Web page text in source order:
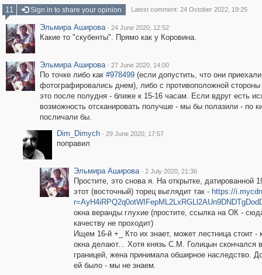
11
Sign in to share your opinion Latest comment: 24 October 2022, 19:25
Эльмира Аширова · 24 June 2020, 12:52
Какие то "скубенты". Прямо как у Коровина.
Эльмира Аширова · 27 June 2020, 14:00
По точке либо как #978499(если допустить, что они
фотографировались днем), либо с противоположной стороны
это после полудня - ближе к 15-16 часам. Если вдруг есть
возможность отсканировать получше - мы бы полазили - по
посличали бы.
Dim_Dimych · 29 June 2020, 17:57
поправил
Эльмира Аширова · 2 July 2020, 21:36
Простите, это снова я. На открытке, датированной
этот (восточный) торец выглядит так - https://
окна веранды глухие (простите, ссылка на ОК -
качеству не проходит)
Ищем 16-й +_ Кто их знает, может лестница стоит -
окна делают... Хотя князь С.М. Голицын скончался
границей, жена принимала обширное наследство.
ей было - мы не знаем.